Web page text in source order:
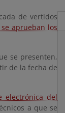
de vertidos
aprueban los
se presenten,
de la fecha de
electrónica del
a que se